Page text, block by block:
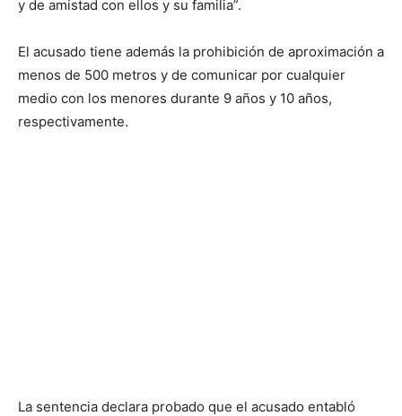
y de amistad con ellos y su familia”.
El acusado tiene además la prohibición de aproximación a
menos de 500 metros y de comunicar por cualquier
medio con los menores durante 9 años y 10 años,
respectivamente.
La sentencia declara probado que el acusado entabló